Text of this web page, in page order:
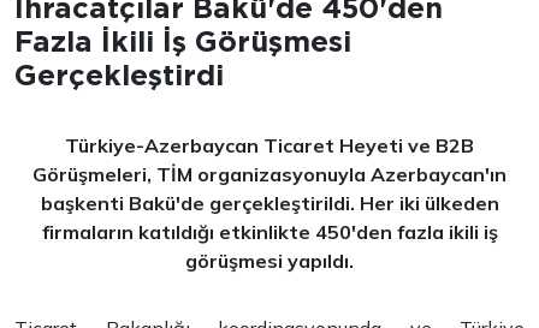
İhracatçılar Bakü'de 450'den
Fazla İkili İş Görüşmesi
Gerçekleştirdi
Türkiye-Azerbaycan Ticaret Heyeti ve B2B
Görüşmeleri, TİM organizasyonuyla Azerbaycan'ın
başkenti Bakü'de gerçekleştirildi. Her iki ülkeden
firmaların katıldığı etkinlikte 450'den fazla ikili iş
görüşmesi yapıldı.